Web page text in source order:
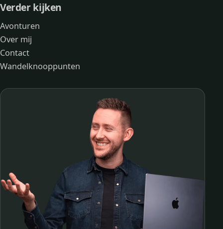
Verder kijken
Avonturen
Over mij
Contact
Wandelknooppunten